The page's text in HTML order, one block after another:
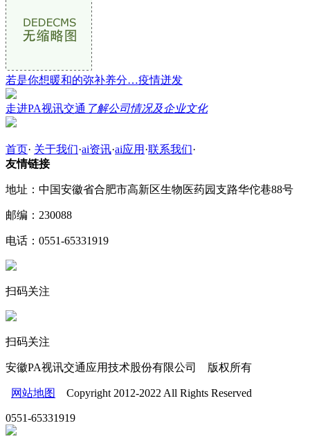
若是你想暖和的弥补养分…疫情迸发
走进PA视讯交通 了解公司情况及企业文化
首页· 关于我们·ai资讯·ai应用 ·联系我们·
友情链接
地址：中国安徽省合肥市高新区生物医药园支路华佗巷88号
邮编：230088
电话：0551-65331919
扫码关注
扫码关注
安徽PA视讯交通应用技术股份有限公司 版权所有
网站地图 Copyright 2012-2022 All Rights Reserved
0551-65331919